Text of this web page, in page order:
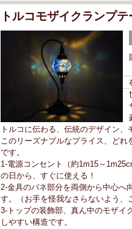
トルコモザイクランプ
トルコに伝わる、伝統のデザイン
このリーズナブルなプライス、ど
です。
1-電源コンセント（約1m15～
の日から、すぐに使える！
2-金具のバネ部分を両側から中心へ
す。（お手を怪我なさらないよう、
3-トップの装飾部、真ん中のモザイ
しやすい構造です。